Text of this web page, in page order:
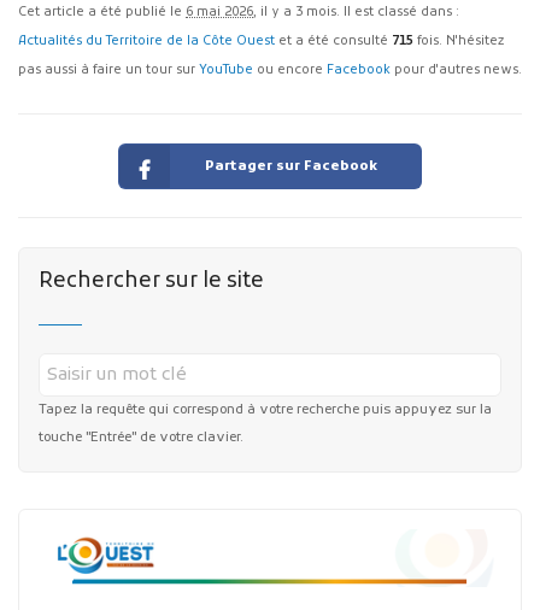
Cet article a été publié le 6 mai 2026, il y a 3 mois. Il est classé dans :
Actualités du Territoire de la Côte Ouest et a été consulté 715 fois. N'hésitez
pas aussi à faire un tour sur YouTube ou encore Facebook pour d'autres news.
Partager sur Facebook
Rechercher sur le site
Tapez la requête qui correspond à votre recherche puis appuyez sur la
touche "Entrée" de votre clavier.